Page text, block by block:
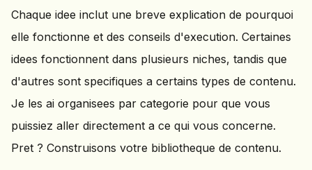
Chaque idee inclut une breve explication de pourquoi
elle fonctionne et des conseils d'execution. Certaines
idees fonctionnent dans plusieurs niches, tandis que
d'autres sont specifiques a certains types de contenu.
Je les ai organisees par categorie pour que vous
puissiez aller directement a ce qui vous concerne.
Pret ? Construisons votre bibliotheque de contenu.